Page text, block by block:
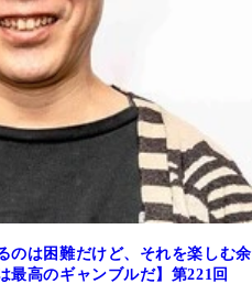
のは困難だけど、それを楽しむ余
最高のギャンブルだ】第221回